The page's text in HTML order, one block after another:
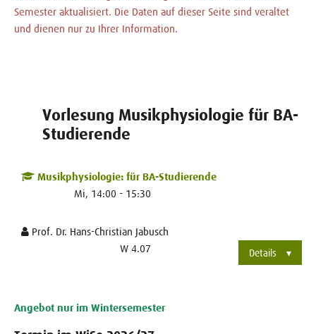
Semester aktualisiert. Die Daten auf dieser Seite sind veraltet
und dienen nur zu Ihrer Information.
Vorlesung Musikphysiologie für BA-
Studierende
Musikphysiologie: für BA-Studierende
Mi, 14:00 - 15:30
Prof. Dr. Hans-Christian Jabusch
W 4.07
Details
Angebot nur im Wintersemester